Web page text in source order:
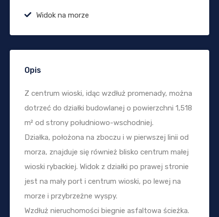
Widok na morze
Opis
Z centrum wioski, idąc wzdłuż promenady, można
dotrzeć do działki budowlanej o powierzchni 1,518
m² od strony południowo-wschodniej.
Działka, położona na zboczu i w pierwszej linii od
morza, znajduje się również blisko centrum małej
wioski rybackiej. Widok z działki po prawej stronie
jest na mały port i centrum wioski, po lewej na
morze i przybrzeżne wyspy.
Wzdłuż nieruchomości biegnie asfaltowa ścieżka.